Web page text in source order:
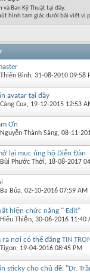
và Ban Kỹ Thuật tại đây.
hình tam giác dưới bài viết vi
Thiên Bình, 31-08-2010 09:58
avatar tại đây
Càng Cua, 19-12-2015 12:53
Ơn
Nguyễn Thành Sáng, 08-11-
lại mục ủng hộ Diễn Đàn
Bùi Phước Thới, 18-08-2017
Ba Búa, 02-10-2016 07:59 AM
hiện chức năng " Edit"
Hiếu Thiện, 30-06-2016 11:40
nơi có thể đăng TIN
Tigon, 19-04-2016 08:45 PM
sticky cho chủ đề: "Dr.